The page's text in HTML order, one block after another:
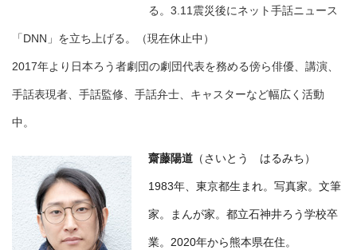
る。3.11震災後にネット手話ニュース
「DNN」を立ち上げる。（現在休止中）
2017年より日本ろう者劇団の劇団代表を務める傍ら俳優、講演、
手話表現者、手話監修、手話弁士、キャスターなど幅広く活動
中。
齋藤陽道 （さいとう はるみち）
1983年、東京都生まれ。写真家。文筆
家。まんが家。都立石神井ろう学校卒
業。2020年から熊本県在住。